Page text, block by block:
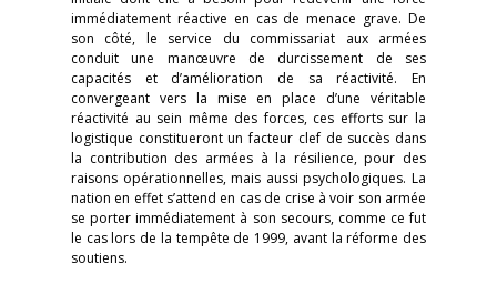
immédiatement réactive en cas de menace grave. De
son côté, le service du commissariat aux armées
conduit une manœuvre de durcissement de ses
capacités et d’amélioration de sa réactivité. En
convergeant vers la mise en place d’une véritable
réactivité au sein même des forces, ces efforts sur la
logistique constitueront un facteur clef de succès dans
la contribution des armées à la résilience, pour des
raisons opérationnelles, mais aussi psychologiques. La
nation en effet s’attend en cas de crise à voir son armée
se porter immédiatement à son secours, comme ce fut
le cas lors de la tempête de 1999, avant la réforme des
soutiens.